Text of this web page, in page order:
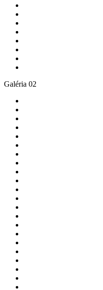
Galéria 02